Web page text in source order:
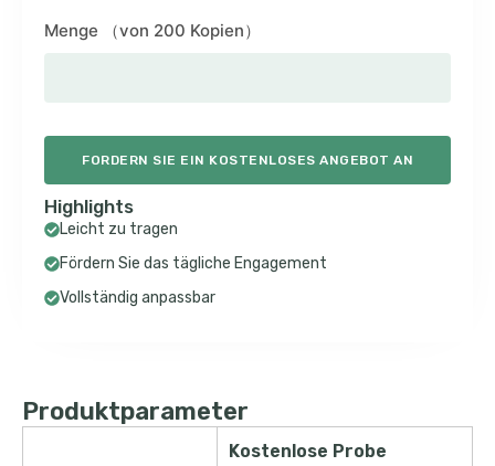
Menge （von 200 Kopien）
FORDERN SIE EIN KOSTENLOSES ANGEBOT AN
Highlights
Leicht zu tragen
Fördern Sie das tägliche Engagement
Vollständig anpassbar
Produktparameter
Kostenlose Probe